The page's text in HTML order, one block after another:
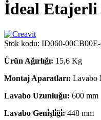
İdeal Etajerli
Stok kodu: ID060-
Ürün Ağırlığı: 15,6 Kg
Montaj Aparatları: Lavabo
Lavabo Uzunluğu: 600 mm
Lavabo Geni̇şli̇ği̇: 448 mm